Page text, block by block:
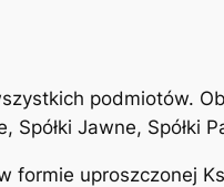
podmiotów.
Jawne, Spółki
formie uproszczonej